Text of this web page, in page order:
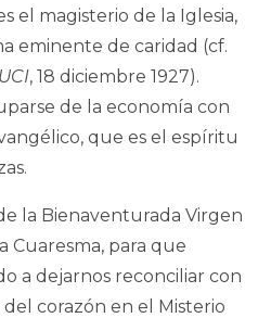
el magisterio de la Iglesia,
eminente de caridad (cf.
, 18 diciembre 1927).
de la economía con
que es el espíritu
la Bienaventurada Virgen
Cuaresma, para que
a dejarnos reconciliar con
del corazón en el Misterio